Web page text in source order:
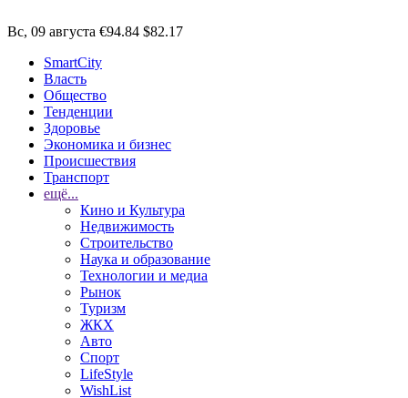
Вс, 09 августа €94.84 $82.17
SmartCity
Власть
Общество
Тенденции
Здоровье
Экономика и бизнес
Происшествия
Транспорт
ещё...
Кино и Культура
Недвижимость
Строительство
Наука и образование
Технологии и медиа
Рынок
Туризм
ЖКХ
Авто
Спорт
LifeStyle
WishList